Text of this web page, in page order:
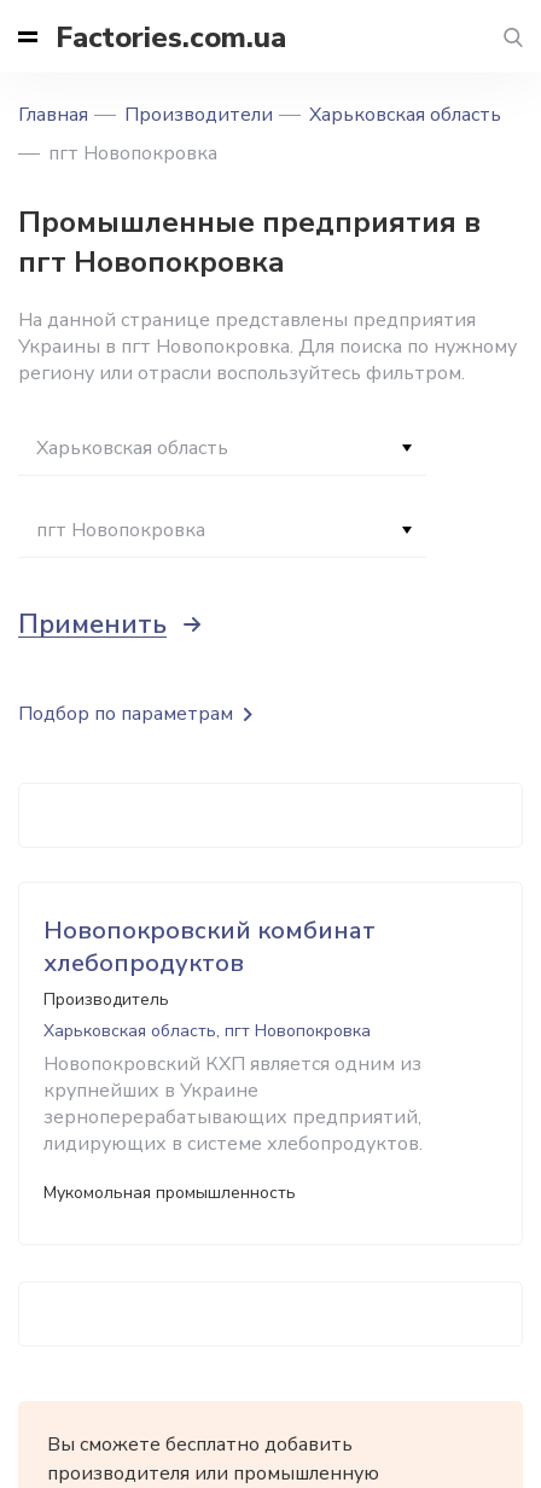
Factories.com.ua
Главная Производители
Харьковская область
пгт Новопокровка
Промышленные предприятия в
пгт Новопокровка
На данной странице представлены предприятия
Украины в пгт Новопокровка. Для поиска по нужному
региону или отрасли воспользуйтесь фильтром.
Харьковская область
пгт Новопокровка
Применить
Новопокровский комбинат
хлебопродуктов
Производитель
Харьковская область, пгт Новопокровка
Новопокровский КХП является одним из
крупнейших в Украине
зерноперерабатывающих предприятий,
лидирующих в системе хлебопродуктов.
Мукомольная промышленность
Вы сможете бесплатно добавить
производителя или промышленную
Подбор по параметрам